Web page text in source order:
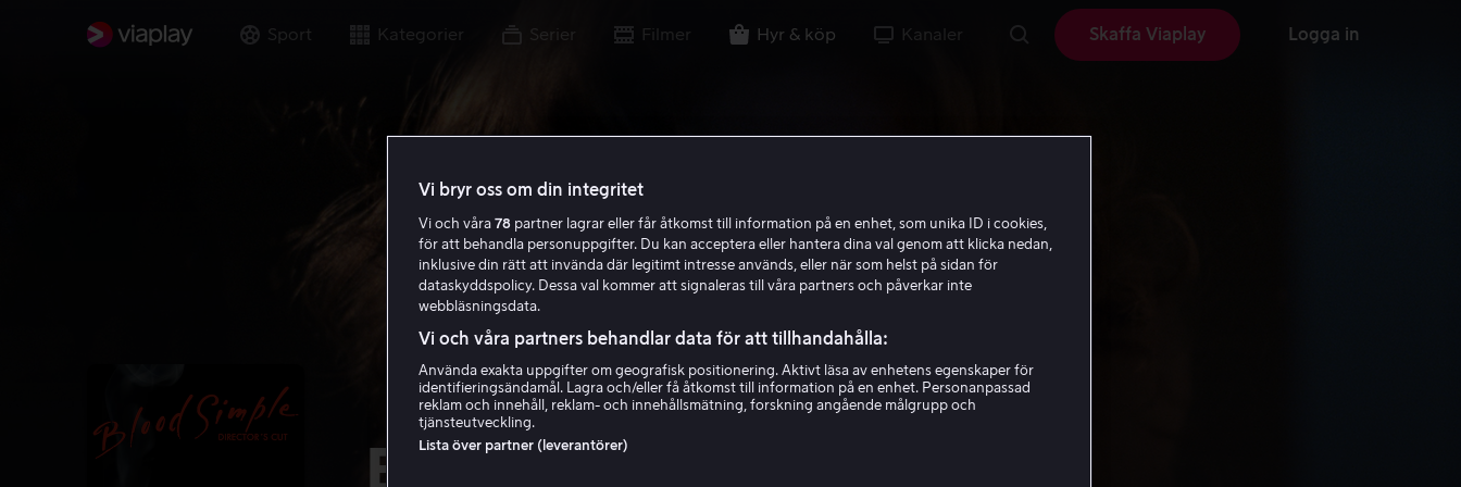
Sport Kategorier Serier Filmer Hyr & köp Kanaler Skaffa Viaplay Logga in
Blood Simple - Directors
Vi bryr oss om din integritet
Vi och våra 78 partner lagrar eller får åtkomst till information på en enhet, som unika ID i cookies,
för att behandla personuppgifter. Du kan acceptera eller hantera dina val genom att klicka nedan,
inklusive din rätt att invända där legitimt intresse används, eller när som helst på sidan för
dataskyddspolicy. Dessa val kommer att signaleras till våra partners och påverkar inte
webbläsningsdata.
Vi och våra partners behandlar data för att tillhandahålla:
Använda exakta uppgifter om geografisk positionering. Aktivt läsa av enhetens egenskaper för
identifieringsändamål. Lagra och/eller få åtkomst till information på en enhet. Personanpassad
reklam och innehåll, reklam- och innehållsmätning, forskning angående målgrupp och
tjänsteutveckling.
Lista över partner (leverantörer)